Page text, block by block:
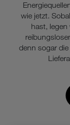
wie jetzt.
hast,
denn sogar